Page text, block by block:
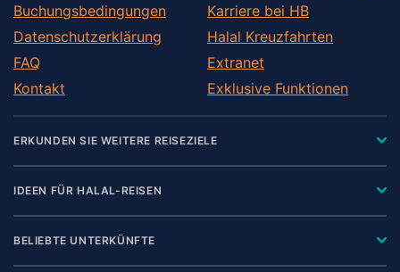
Buchungsbedingungen
Datenschutzerklärung
FAQ
Kontakt
Karriere bei HB
Halal Kreuzfahrten
Extranet
Exklusive Funktionen
ERKUNDEN SIE WEITERE REISEZIELE
IDEEN FÜR HALAL-REISEN
BELIEBTE UNTERKÜNFTE